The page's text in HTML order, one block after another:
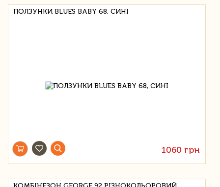
ПОЛЗУНКИ BLUES BABY 68, СИНІ
1060 грн